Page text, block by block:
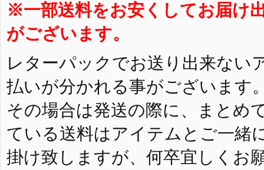
※一部送料をお安くしてお届け
がございます。
レターパックでお送り出来ない
払いが分かれる事がございます
その場合は発送の際に、まとめ
ている送料はアイテムとご一緒
掛け致しますが、何卒宜しくお